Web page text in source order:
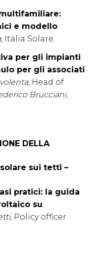
e modello
Italia Solare.
per gli impianti
per gli associati
, Head of
Brucciani,
DELLA
sui tetti –
pratici: la guida
su
Policy officer